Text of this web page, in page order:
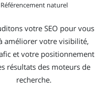
Référencement naturel
votre SEO pour vous
améliorer votre visibilité,
et votre positionnement
résultats des moteurs de
recherche.